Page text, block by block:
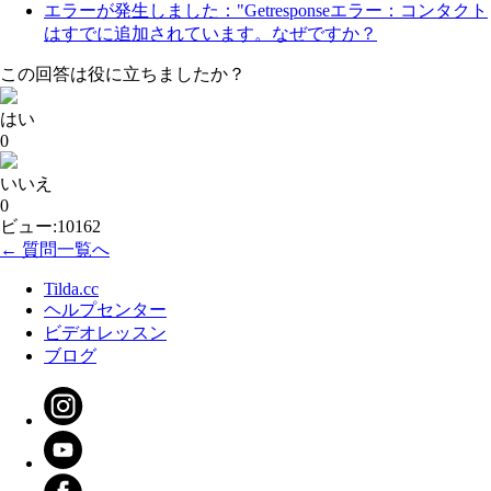
エラーが発生しました："Getresponseエラー：コンタクト
はすでに追加されています。なぜですか？
この回答は役に立ちましたか？
はい
0
いいえ
0
ビュー:10162
← 質問一覧へ
Tilda.cc
ヘルプセンター
ビデオレッスン
ブログ